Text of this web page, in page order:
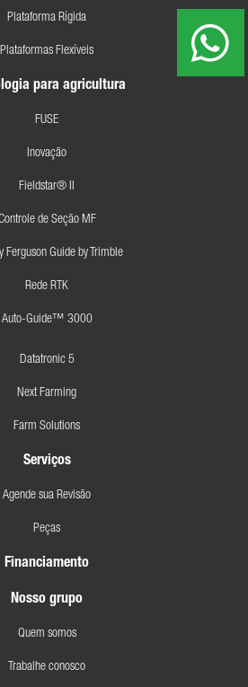
Plataforma Rígida
Plataformas Flexíveis
para agricultura
FUSE
Inovação
Fieldstar® II
de Seção MF
Ferguson Guide by Trimble
Rede RTK
Auto-Guide™ 3000
Datatronic 5
Next Farming
Farm Solutions
Serviços
Agende sua Revisão
Peças
Financiamento
Nosso grupo
Quem somos
Trabalhe conosco